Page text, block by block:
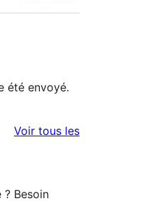
été envoyé.
Voir tous lesavis
? Besoin